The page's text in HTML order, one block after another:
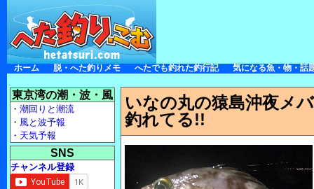
ホーム 脱・へた釣りメモ へたでも釣れた釣行記 気になる魚・物・話
いなの丸の猿島沖夜メ
釣れてる!!
東京湾の潮・波・風
・ 潮回りと潮流
・ 風と波予報
・ 天気予報
SNS
チャンネル登録